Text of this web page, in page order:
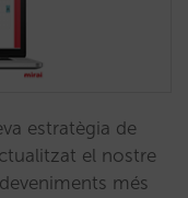
estratègia de
el nostre
més